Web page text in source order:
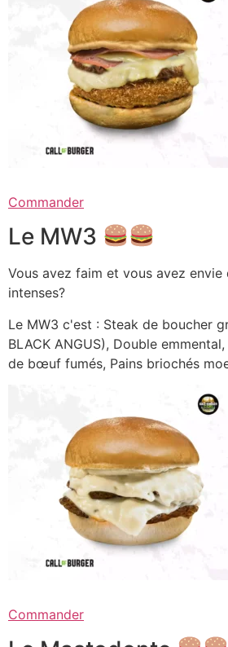
Commander
Le MW3
Vous avez faim et vous avez envie
intenses?
Le MW3 c'est : Steak de boucher
BLACK ANGUS), Double
de bœuf fumés, Pains briochés
Commander